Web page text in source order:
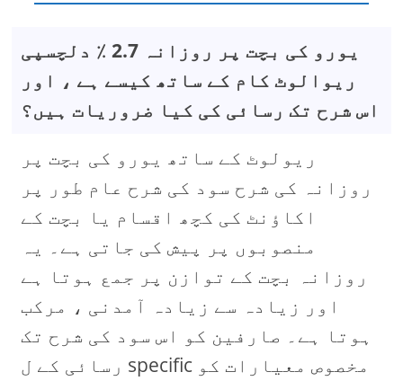
یورو کی بچت پر روزانہ 2.7 ٪ دلچسپی
ریوالوٹ کام کے ساتھ کیسے ہے ، اور
اس شرح تک رسائی کی کیا ضروریات ہیں؟
ریولوٹ کے ساتھ یورو کی بچت پر
روزانہ کی شرح سود کی شرح عام طور پر
اکاؤنٹ کی کچھ اقسام یا بچت کے
منصوبوں پر پیش کی جاتی ہے۔ یہ
روزانہ بچت کے توازن پر جمع ہوتا ہے
اور زیادہ سے زیادہ آمدنی ، مرکب
ہوتا ہے۔ صارفین کو اس سود کی شرح تک
رسائی کے ل specific مخصوص معیارات کو